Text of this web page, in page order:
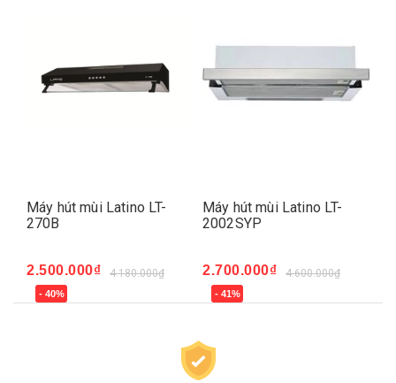
Máy hút mùi Latino LT-
270B
2.500.000₫ 4.180.000₫
- 40%
Máy hút mùi Latino LT-
2002SYP
2.700.000₫ 4.600.000₫
- 41%